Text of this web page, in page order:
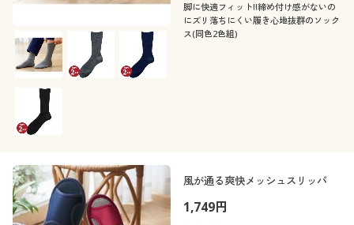
脚に快適フィット!!締め付け感がないの
にズリ落ちにくい履き心地抜群のソック
ス(同色2色組)
風が通る爽快メッシュスリッパ
1,749円